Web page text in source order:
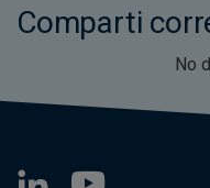
Comparti
No